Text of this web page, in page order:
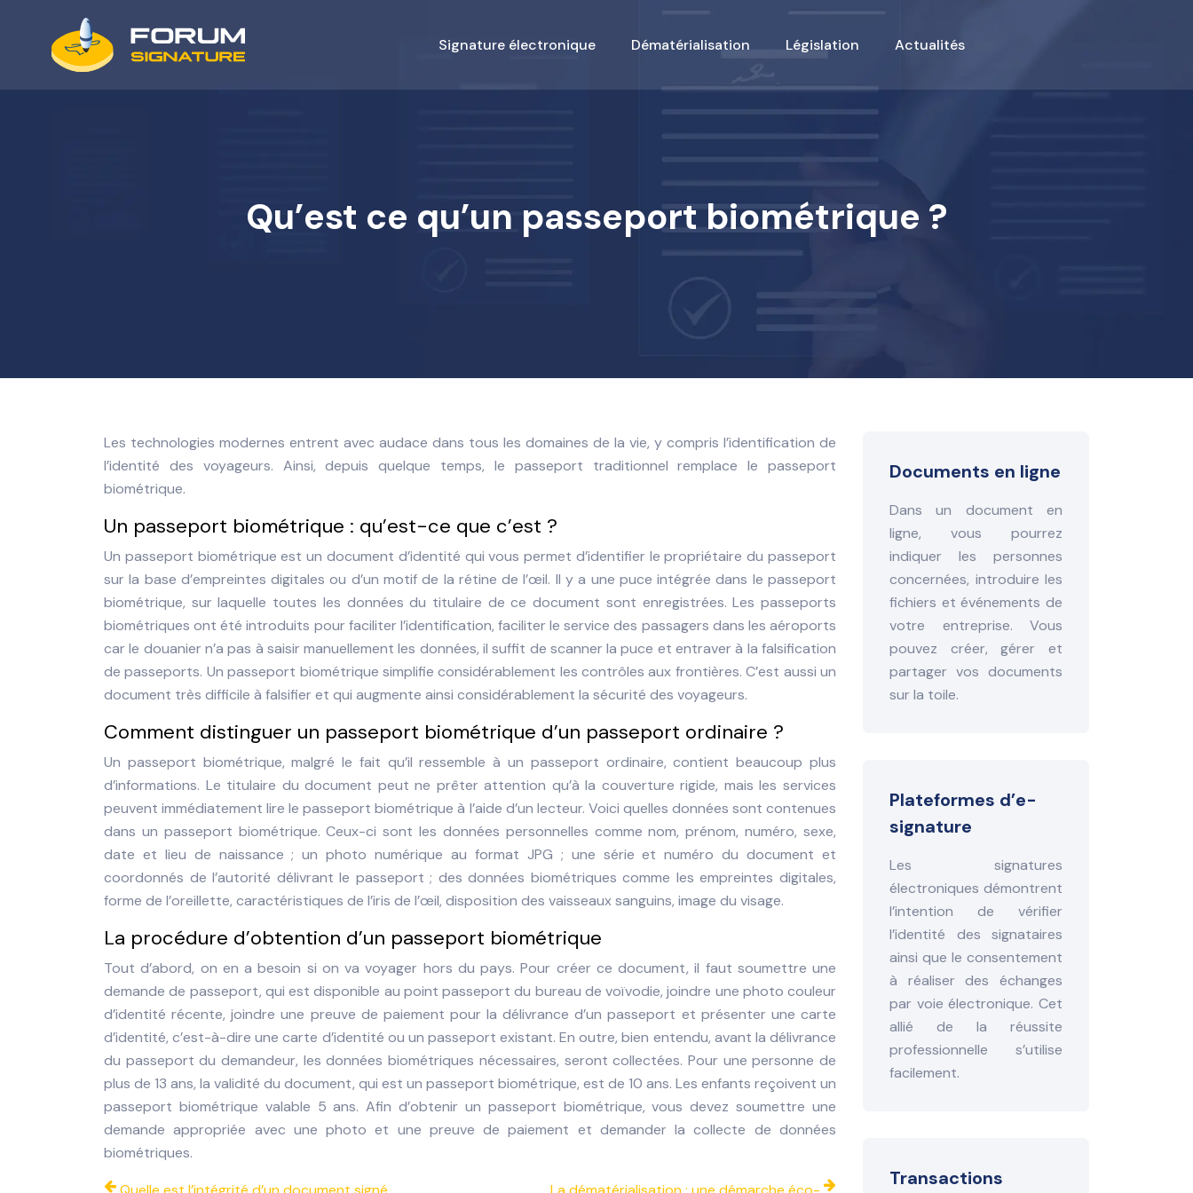
Signature électronique Dématérialisation Législation Actualités
Qu’est ce qu’un passeport biométrique ?
Les technologies modernes entrent avec audace dans tous les domaines de la vie, y compris l’identification de
l’identité des voyageurs. Ainsi, depuis quelque temps, le passeport traditionnel remplace le passeport
biométrique.
Un passeport biométrique : qu’est-ce que c’est ?
Un passeport biométrique est un document d’identité qui vous permet d’identifier le propriétaire du passeport
sur la base d’empreintes digitales ou d’un motif de la rétine de l’œil. Il y a une puce intégrée dans le passeport
biométrique, sur laquelle toutes les données du titulaire de ce document sont enregistrées. Les passeports
biométriques ont été introduits pour faciliter l’identification, faciliter le service des passagers dans les aéroports
car le douanier n’a pas à saisir manuellement les données, il suffit de scanner la puce et entraver à la falsification
de passeports. Un passeport biométrique simplifie considérablement les contrôles aux frontières. C’est aussi un
document très difficile à falsifier et qui augmente ainsi considérablement la sécurité des voyageurs.
Comment distinguer un passeport biométrique d’un passeport ordinaire ?
Un passeport biométrique, malgré le fait qu’il ressemble à un passeport ordinaire, contient beaucoup plus
d’informations. Le titulaire du document peut ne prêter attention qu’à la couverture rigide, mais les services
peuvent immédiatement lire le passeport biométrique à l’aide d’un lecteur. Voici quelles données sont contenues
dans un passeport biométrique. Ceux-ci sont les données personnelles comme nom, prénom, numéro, sexe,
date et lieu de naissance ; un photo numérique au format JPG ; une série et numéro du document et
coordonnés de l’autorité délivrant le passeport ; des données biométriques comme les empreintes digitales,
forme de l’oreillette, caractéristiques de l’iris de l’œil, disposition des vaisseaux sanguins, image du visage.
La procédure d’obtention d’un passeport biométrique
Tout d’abord, on en a besoin si on va voyager hors du pays. Pour créer ce document, il faut soumettre une
demande de passeport, qui est disponible au point passeport du bureau de voïvodie, joindre une photo couleur
d’identité récente, joindre une preuve de paiement pour la délivrance d’un passeport et présenter une carte
d’identité, c’est-à-dire une carte d’identité ou un passeport existant. En outre, bien entendu, avant la délivrance
du passeport du demandeur, les données biométriques nécessaires, seront collectées. Pour une personne de
plus de 13 ans, la validité du document, qui est un passeport biométrique, est de 10 ans. Les enfants reçoivent un
passeport biométrique valable 5 ans. Afin d’obtenir un passeport biométrique, vous devez soumettre une
demande appropriée avec une photo et une preuve de paiement et demander la collecte de données
biométriques.
Documents en ligne
Dans un document en
ligne, vous pourrez
indiquer les personnes
concernées, introduire les
fichiers et événements de
votre entreprise. Vous
pouvez créer, gérer et
partager vos documents
sur la toile.
Plateformes d’e-
signature
Les signatures
électroniques démontrent
l’intention de vérifier
l’identité des signataires
ainsi que le consentement
à réaliser des échanges
par voie électronique. Cet
allié de la réussite
professionnelle s’utilise
facilement.
Transactions